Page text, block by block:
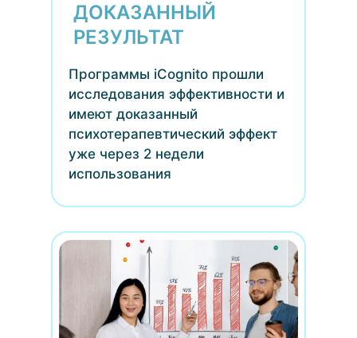
ДОКАЗАННЫЙ
РЕЗУЛЬТАТ
Программы iCognito прошли
исследования эффективности и
имеют доказанный
психотерапевтический эффект
уже через 2 недели
использования